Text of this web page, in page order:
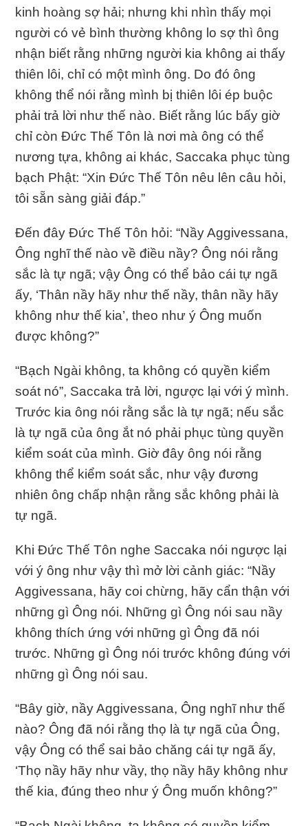
kinh hoàng sợ hải; nhưng khi nhìn thấy mọi
người có vẻ bình thường không lo sợ thì ông
nhận biết rằng những người kia không ai thấy
thiên lôi, chỉ có một mình ông. Do đó ông
không thể nói rằng mình bị thiên lôi ép buộc
phải trả lời như thế nào. Biết rằng lúc bấy giờ
chỉ còn Ðức Thế Tôn là nơi mà ông có thể
nương tựa, không ai khác, Saccaka phục tùng
bạch Phật: “Xin Ðức Thế Tôn nêu lên câu hỏi,
tôi sẵn sàng giải đáp.”
Ðến đây Ðức Thế Tôn hỏi: “Nầy Aggivessana,
Ông nghĩ thế nào về điều nầy? Ông nói rằng
sắc là tự ngã; vậy Ông có thể bảo cái tự ngã
ấy, ‘Thân nầy hãy như thế nầy, thân nầy hãy
không như thế kia’, theo như ý Ông muốn
được không?”
“Bạch Ngài không, ta không có quyền kiểm
soát nó”, Saccaka trả lời, ngược lại với ý mình.
Trước kia ông nói rằng sắc là tự ngã; nếu sắc
là tự ngã của ông ắt nó phải phục tùng quyền
kiểm soát của mình. Giờ đây ông nói rằng
không thể kiểm soát sắc, như vậy đương
nhiên ông chấp nhận rằng sắc không phải là
tự ngã.
Khi Ðức Thế Tôn nghe Saccaka nói ngược lại
với ý ông như vậy thì mở lời cảnh giác: “Nầy
Aggivessana, hãy coi chừng, hãy cẩn thận với
những gì Ông nói. Những gì Ông nói sau nầy
không thích ứng với những gì Ông đã nói
trước. Những gì Ông nói trước không đúng với
những gì Ông nói sau.
“Bây giờ, nầy Aggivessana, Ông nghĩ như thế
nào? Ông đã nói rằng thọ là tự ngã của Ông,
vậy Ông có thể sai bảo chăng cái tự ngã ấy,
‘Thọ nầy hãy như vầy, thọ nầy hãy không như
thế kia, đúng theo như ý Ông muốn không?”